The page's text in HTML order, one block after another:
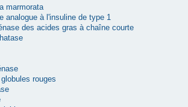
marmorata
analogue à l'insuline de type 1
des acides gras à chaîne courte
rouges